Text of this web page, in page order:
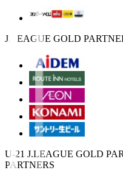
J.LEAGUE GOLD
U-21 J.LEAGUE GOLD
PARTNERS